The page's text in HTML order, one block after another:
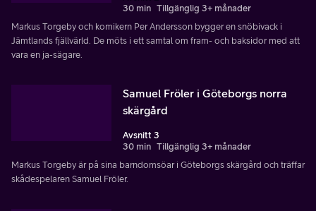
30 min Tillgänglig 3+ månader
Markus Torgeby och komikern Per Andersson bygger en snöbivack i
Jämtlands fjällvärld. De möts i ett samtal om fram- och baksidor med att
vara en ja-sägare.
Samuel Fröler i Göteborgs norra
skärgård
Avsnitt 3
30 min Tillgänglig 3+ månader
Markus Torgeby är på sina barndomsöar i Göteborgs skärgård och träffar
skådespelaren Samuel Fröler.